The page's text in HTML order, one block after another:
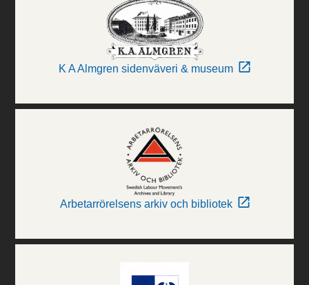
K A Almgren sidenväveri & museum
Arbetarrörelsens arkiv och bibliotek